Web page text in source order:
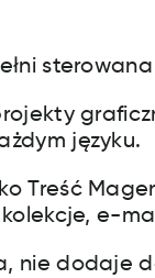
języku.
Treść
e-
nie dodaje